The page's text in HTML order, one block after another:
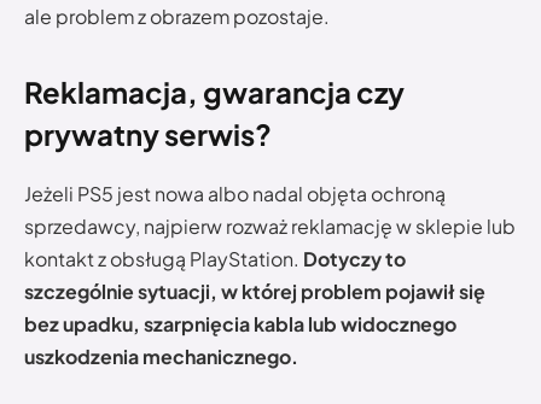
ale problem z obrazem pozostaje.
Reklamacja, gwarancja czy
prywatny serwis?
Jeżeli PS5 jest nowa albo nadal objęta ochroną
sprzedawcy, najpierw rozważ reklamację w sklepie lub
kontakt z obsługą PlayStation. Dotyczy to
szczególnie sytuacji, w której problem pojawił się
bez upadku, szarpnięcia kabla lub widocznego
uszkodzenia mechanicznego.